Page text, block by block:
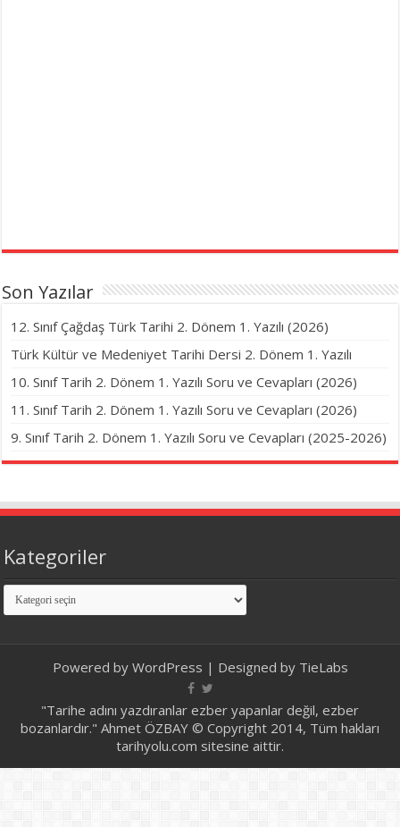
Son Yazılar
12. Sınıf Çağdaş Türk Tarihi 2. Dönem 1. Yazılı (2026)
Türk Kültür ve Medeniyet Tarihi Dersi 2. Dönem 1. Yazılı
10. Sınıf Tarih 2. Dönem 1. Yazılı Soru ve Cevapları (2026)
11. Sınıf Tarih 2. Dönem 1. Yazılı Soru ve Cevapları (2026)
9. Sınıf Tarih 2. Dönem 1. Yazılı Soru ve Cevapları (2025-2026)
Kategoriler
Kategoriler
Powered by WordPress | Designed by TieLabs
"Tarihe adını yazdıranlar ezber yapanlar değil, ezber
bozanlardır." Ahmet ÖZBAY © Copyright 2014, Tüm hakları
tarihyolu.com sitesine aittir.